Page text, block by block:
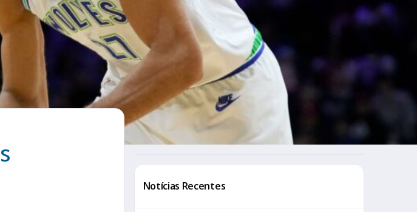
Notícias Recentes